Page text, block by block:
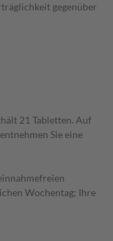
gegenüber
21 Tabletten. Auf
Sie eine
Wochentag; Ihre